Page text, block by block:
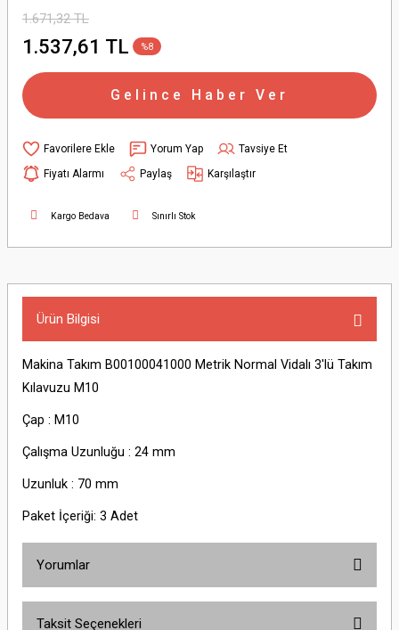
1.671,32 TL
1.537,61 TL %8
Gelince Haber Ver
Yorum Yap
Tavsiye Et
Fiyatı Alarmı
Paylaş Karşılaştır
Kargo Bedava Sınırlı Stok
Ürün Bilgisi
Makina Takım B00100041000 Metrik Normal Vidalı 3'lü Takım
Kılavuzu M10
Çap : M10
Çalışma Uzunluğu : 24 mm
Uzunluk : 70 mm
Paket İçeriği: 3 Adet
Yorumlar
Taksit Seçenekleri